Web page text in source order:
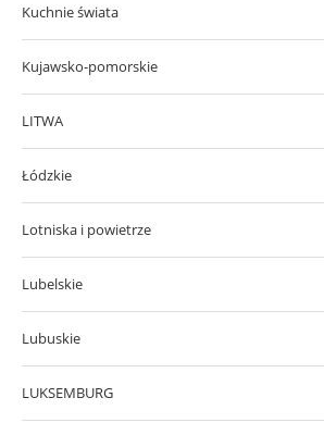
Kuchnie świata
Kujawsko-pomorskie
LITWA
Łódzkie
Lotniska i powietrze
Lubelskie
Lubuskie
LUKSEMBURG